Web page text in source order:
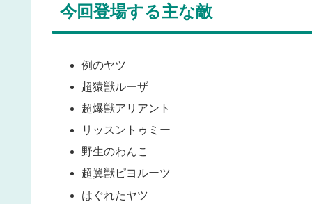
今回登場する主な敵
例のヤツ
超猿獣ルーザ
超爆獣アリアント
リッスントゥミー
野生のわんこ
超翼獣ピヨルーツ
はぐれたヤツ